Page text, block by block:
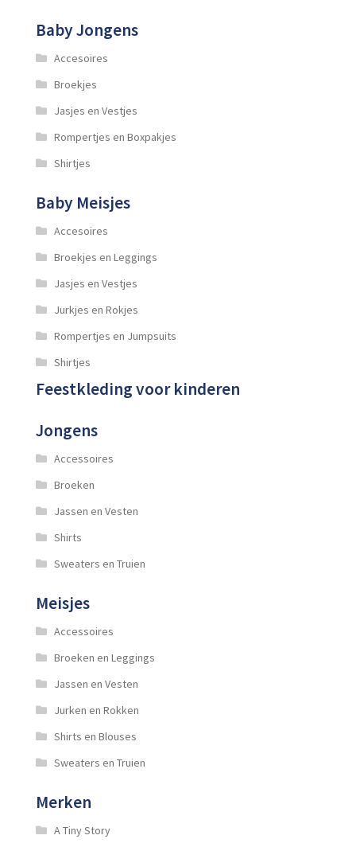
Baby Jongens
Accesoires
Broekjes
Jasjes en Vestjes
Rompertjes en Boxpakjes
Shirtjes
Baby Meisjes
Accesoires
Broekjes en Leggings
Jasjes en Vestjes
Jurkjes en Rokjes
Rompertjes en Jumpsuits
Shirtjes
Feestkleding voor kinderen
Jongens
Accessoires
Broeken
Jassen en Vesten
Shirts
Sweaters en Truien
Meisjes
Accessoires
Broeken en Leggings
Jassen en Vesten
Jurken en Rokken
Shirts en Blouses
Sweaters en Truien
Merken
A Tiny Story